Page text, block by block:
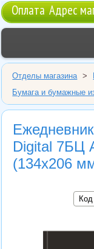
Оплата Адрес
Отделы магазина >
Бумага и бумажные
Digital 7БЦ
(134x206